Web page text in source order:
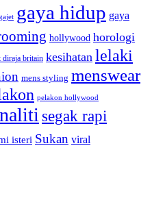
gaya hidup gaya
hollywood horologi
diraja britain kesihatan lelaki
mens styling menswear
pelakon hollywood
segak rapi
isteri Sukan viral